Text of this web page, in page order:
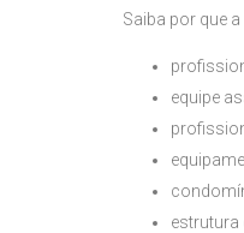
Saiba por que
equipe